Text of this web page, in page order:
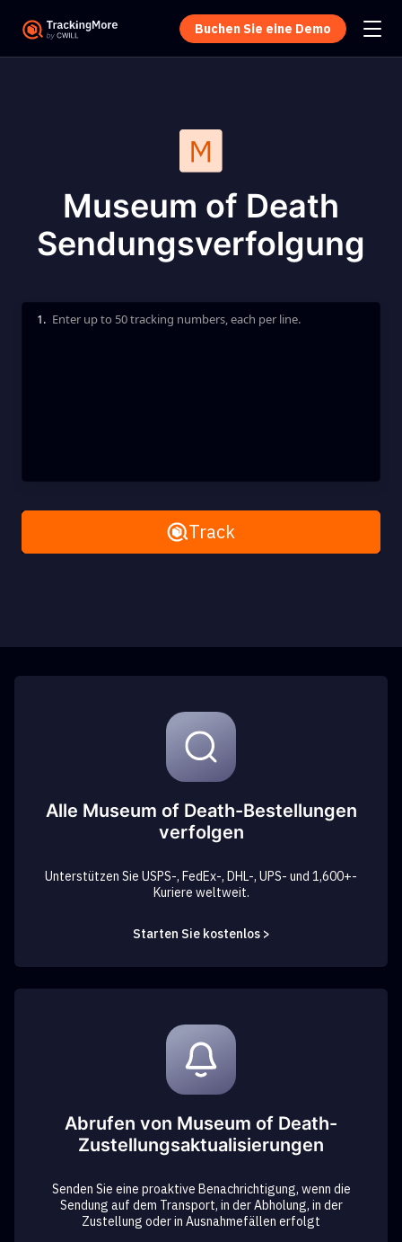
Buchen Sie eine Demo
Museum of Death
Sendungsverfolgung
Enter up to 50 tracking numbers, each per line.
1.
Remove AllTrack
Alle Museum of Death-Bestellungen
verfolgen
Unterstützen Sie USPS-, FedEx-, DHL-, UPS- und 1,600+-
Kuriere weltweit.
Starten Sie kostenlos >
Abrufen von Museum of Death-
Zustellungsaktualisierungen
Senden Sie eine proaktive Benachrichtigung, wenn die
Sendung auf dem Transport, in der Abholung, in der
Zustellung oder in Ausnahmefällen erfolgt